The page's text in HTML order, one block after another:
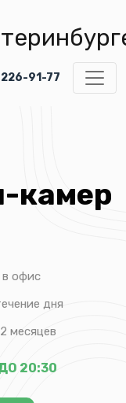
91-77
камер
офис
дня
месяцев
20:30